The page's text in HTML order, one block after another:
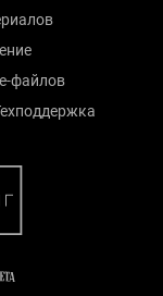
файлов